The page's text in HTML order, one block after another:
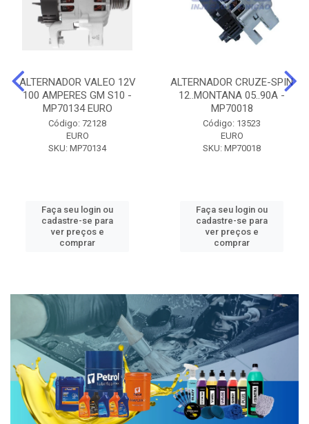
ALTERNADOR VALEO 12V
100 AMPERES GM S10 -
MP70134 EURO
Código: 72128
EURO
SKU: MP70134
Faça seu login ou
cadastre-se para
ver preços e
comprar
ALTERNADOR CRUZE-SPIN
12..MONTANA 05..90A -
MP70018
Código: 13523
EURO
SKU: MP70018
Faça seu login ou
cadastre-se para
ver preços e
comprar